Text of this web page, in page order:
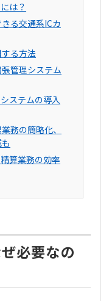
は？
る交通系ICカ
る方法
管理システム
ステムの導入
務の簡略化、
算業務の効率
必要なの